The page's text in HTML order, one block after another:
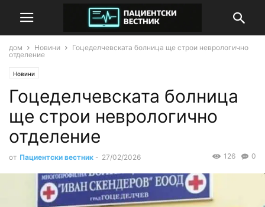
дом Новини
Гоцеделчевската болница ще строи неврологично
отделение
Новини
Гоцеделчевската болница
ще строи неврологично
отделение
от Пациентски вестник - 27/02/2026 0
126